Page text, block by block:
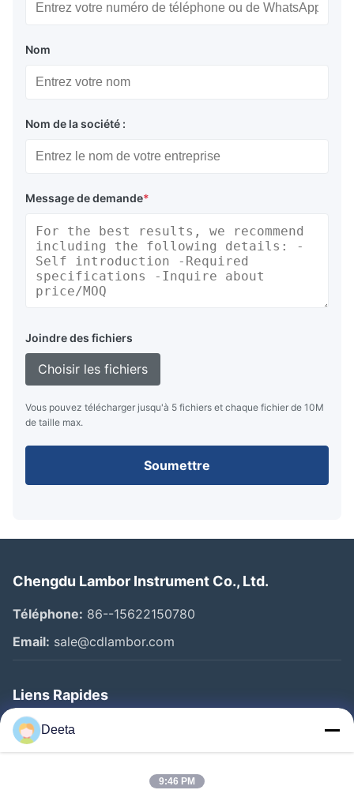
Nom
Nom de la société :
Message de demande*
Joindre des fichiers
Choisir les fichiers
Vous pouvez télécharger jusqu'à 5 fichiers et chaque fichier de 10M
de taille max.
Soumettre
Chengdu Lambor Instrument Co., Ltd.
Téléphone: 86--15622150780
Email: sale@cdlambor.com
Liens Rapides
Aperçu
Produits
Deeta
9:46 PM